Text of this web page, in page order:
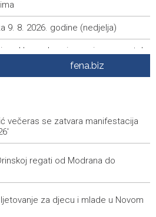
9. 8. 2026. godine (nedjelja)
od Irana da osigura siguran protok
Hormuški moreuz će ostati
zahtjeve Teherana
s Omanom o novoj Hormuškoj
večeras se zatvara
Travnik 2026'
pronađene kosti, vještaci
fena.biz
večeras se zatvara manifestacija
regati od Modrana do
za djecu i mlade u Novom